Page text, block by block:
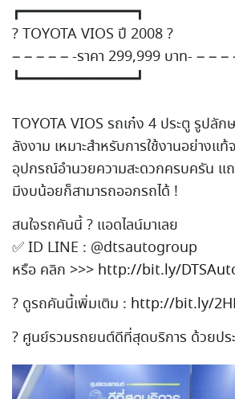
┏━━━━━━━━━━━━━┓
?TOYOTA VIOS ปี 2008?
– – – – – -ราคา 299,999 บาท- – – –
┗━━━━━━━━━━━━━┛
TOYOTA VIOS รถเก๋ง 4 ประตู รูปลั
ลังงาม เหมาะสำหรับการใช้งานอย่างแท้
อุปกรณ์อำนวยความสะดวกครบครัน แ
มีงบน้อยก็สามารถออกรถได้ !
สนใจรถคันนี้ ? แอดไลน์มาเลย
✅ID LINE : @dtsautogroup
หรือ คลิก >>> http://bit.ly/
? ดูรถคันนี้เพิ่มเติม : http://bit.ly/
? ศูนย์รวมรถยนต์ดีที่สุดบริการ ด้วยป